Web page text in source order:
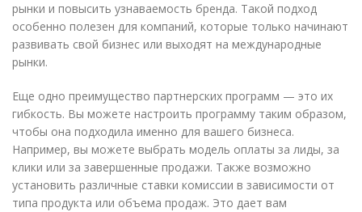
рынки и повысить узнаваемость бренда. Такой подход
особенно полезен для компаний, которые только начинают
развивать свой бизнес или выходят на международные
рынки.
Еще одно преимущество партнерских программ — это их
гибкость. Вы можете настроить программу таким образом,
чтобы она подходила именно для вашего бизнеса.
Например, вы можете выбрать модель оплаты за лиды, за
клики или за завершенные продажи. Также возможно
установить различные ставки комиссии в зависимости от
типа продукта или объема продаж. Это дает вам